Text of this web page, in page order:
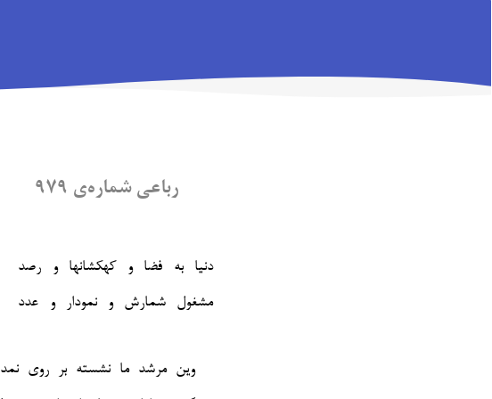
رباعی شماره‌ی ۹۷۹
دنیا به فضا و کهکشانها و رصد
‎مشغول شمارش و نمودار و عدد
وین مرشد ما نشسته بر روی نمد